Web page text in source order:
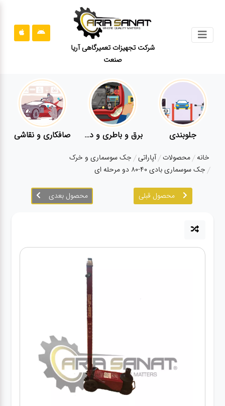
شرکت تجهیزات تعمیرگاهی آریا
صنعت
قوانین
سایت
ارتباط
درباره
ما
آپاراتی
جلوبندی برق و باطری و دیاگ صافکاری و نقاشی
خانه محصولات آپاراتی جک سوسماری و خرک
جک سوسماری بادی 40-80 دو مرحله ای
محصول قبلی محصول بعدی